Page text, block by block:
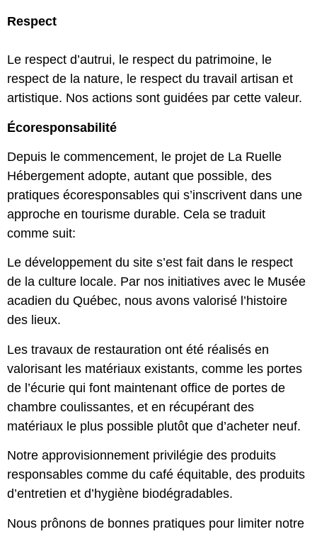
Respect
Le respect d’autrui, le respect du patrimoine, le
respect de la nature, le respect du travail artisan et
artistique. Nos actions sont guidées par cette valeur.
Écoresponsabilité
Depuis le commencement, le projet de La Ruelle
Hébergement adopte, autant que possible, des
pratiques écoresponsables qui s’inscrivent dans une
approche en tourisme durable. Cela se traduit
comme suit:
Le développement du site s’est fait dans le respect
de la culture locale. Par nos initiatives avec le Musée
acadien du Québec, nous avons valorisé l’histoire
des lieux.
Les travaux de restauration ont été réalisés en
valorisant les matériaux existants, comme les portes
de l’écurie qui font maintenant office de portes de
chambre coulissantes, et en récupérant des
matériaux le plus possible plutôt que d’acheter neuf.
Notre approvisionnement privilégie des produits
responsables comme du café équitable, des produits
d’entretien et d’hygiène biodégradables.
Nous prônons de bonnes pratiques pour limiter notre